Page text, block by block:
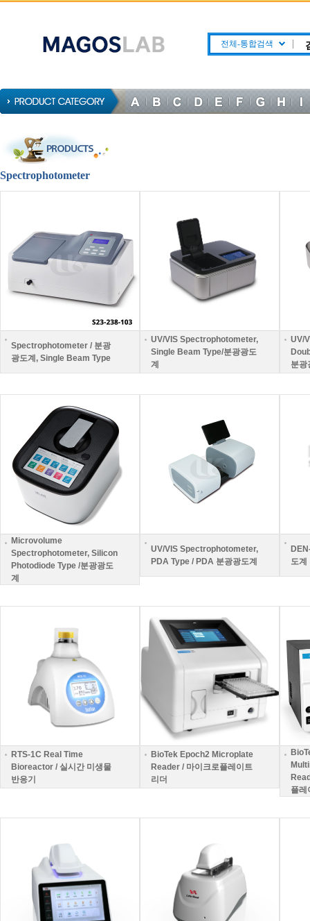
전체-통합검색
Spectrophotometer
Spectrophotometer / 분광
광도계, Single Beam Type
UV/VIS Spectrophotometer,
Single Beam Type/분광광도
계
UV/
분광
Microvolume
Spectrophotometer, Silicon
Photodiode Type /분광광도
계
UV/VIS Spectrophotometer,
PDA Type / PDA 분광광도계
도계
RTS-1C Real Time
Bioreactor / 실시간 미생물
반응기
BioTek Epoch2 Microplate
Reader / 마이크로플레이트
리더
플레